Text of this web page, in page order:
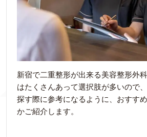
新宿で二重整形が出来る美容整形外
はたくさんあって選択肢が多いので
探す際に参考になるように、おすす
かご紹介します。